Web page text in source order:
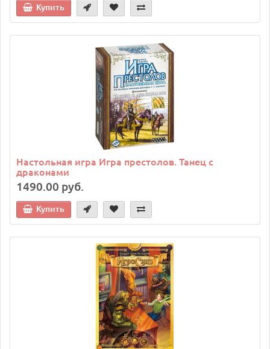
Купить
Настольная игра Игра престолов. Танец с
драконами
1490.00 руб.
Купить